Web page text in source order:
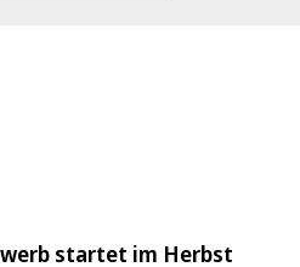
startet im Herbst